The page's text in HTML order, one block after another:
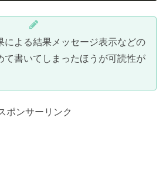
による結果メッセージ表示などの
て書いてしまったほうが可読性が
ポンサーリンク